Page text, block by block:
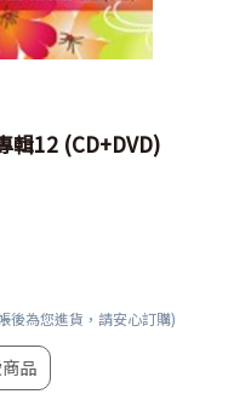
輯12 (CD+DVD)
後為您進貨，請安心訂購)
品